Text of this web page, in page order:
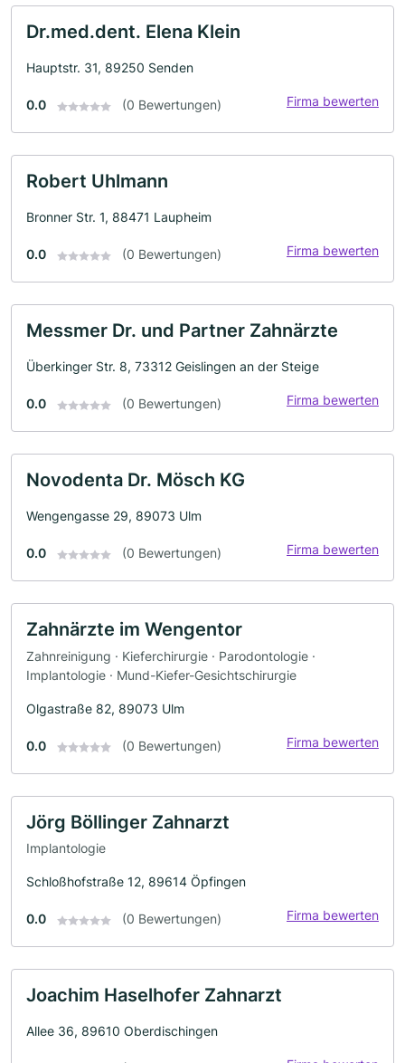
Dr.med.dent. Elena Klein
Hauptstr. 31, 89250 Senden
0.0 (0 Bewertungen) Firma bewerten
Robert Uhlmann
Bronner Str. 1, 88471 Laupheim
0.0 (0 Bewertungen) Firma bewerten
Messmer Dr. und Partner Zahnärzte
Überkinger Str. 8, 73312 Geislingen an der Steige
0.0 (0 Bewertungen) Firma bewerten
Novodenta Dr. Mösch KG
Wengengasse 29, 89073 Ulm
0.0 (0 Bewertungen) Firma bewerten
Zahnärzte im Wengentor
Zahnreinigung · Kieferchirurgie · Parodontologie ·
Implantologie · Mund-Kiefer-Gesichtschirurgie
Olgastraße 82, 89073 Ulm
0.0 (0 Bewertungen) Firma bewerten
Jörg Böllinger Zahnarzt
Implantologie
Schloßhofstraße 12, 89614 Öpfingen
0.0 (0 Bewertungen) Firma bewerten
Joachim Haselhofer Zahnarzt
Allee 36, 89610 Oberdischingen